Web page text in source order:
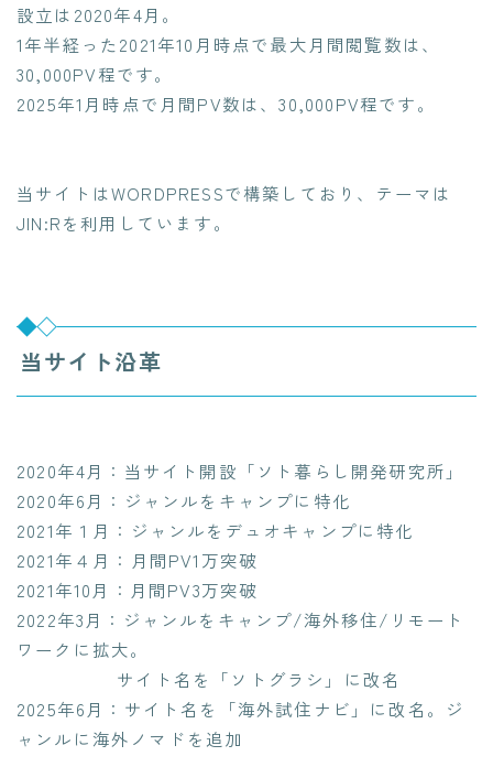
設立は2020年4月。
1年半経った2021年10月時点で最大月間閲覧数は、
30,000PV程です。
2025年1月時点で月間PV数は、30,000PV程です。
当サイトはWORDPRESSで構築しており、テーマは
JIN:Rを利用しています。
当サイト沿革
2020年4月：当サイト開設「ソト暮らし開発研究所」
2020年6月：ジャンルをキャンプに特化
2021年１月：ジャンルをデュオキャンプに特化
2021年４月：月間PV1万突破
2021年10月：月間PV3万突破
2022年3月：ジャンルをキャンプ/海外移住/リモート
ワークに拡大。
サイト名を「ソトグラシ」に改名
2025年6月：サイト名を「海外試住ナビ」に改名。ジ
ャンルに海外ノマドを追加